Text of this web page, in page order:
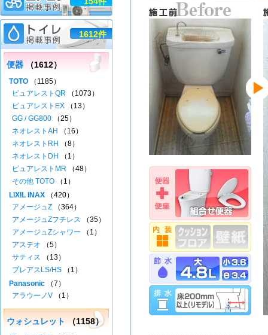
1612件
便器 （1612）
TOTO （1185）
ピュアレストQR （1073）
ピュアレストEX （13）
GG / GG800 （25）
ネオレストAH
（16）
ネオレストRH
（8）
ネオレストDH
（1）
ピュアレストMR （48）
その他 TOTO （1）
LIXIL INAX （420）
アメージュZ （364）
アメージュZフチレス （35）
アメージュZシャワー （1）
アステオ （5）
サティス （13）
プレアスLS/HS （1）
Panasonic （7）
アラウーノV （1）
ウォシュレット （1158）